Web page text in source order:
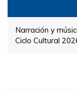
Narración y
Ciclo Cultural